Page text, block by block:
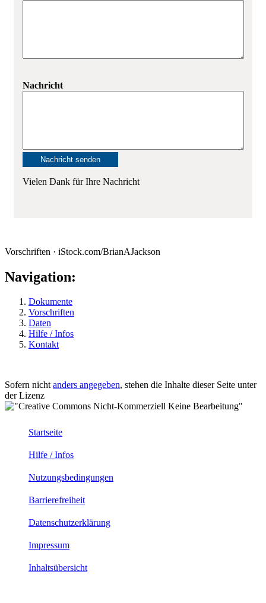
Nachricht
Vielen Dank für Ihre Nachricht
Vorschriften · iStock.com/BrianAJackson
Navigation:
Dokumente
Vorschriften
Daten
Hilfe / Infos
Kontakt
Sofern nichtanders angegeben, stehen die Inhalte dieser Seite unter
der Lizenz
Startseite
Hilfe / Infos
Nutzungsbedingungen
Barrierefreiheit
Datenschutzerklärung
Impressum
Inhaltsübersicht